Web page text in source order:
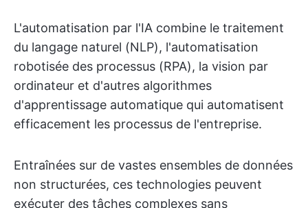
L'automatisation par l'IA combine le traitement
du langage naturel (NLP), l'automatisation
robotisée des processus (RPA), la vision par
ordinateur et d'autres algorithmes
d'apprentissage automatique qui automatisent
efficacement les processus de l'entreprise.
Entraînées sur de vastes ensembles de données
non structurées, ces technologies peuvent
exécuter des tâches complexes sans